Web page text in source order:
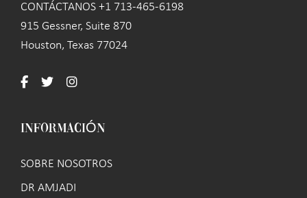
CONTÁCTANOS +1 713-465-6198
915 Gessner, Suite 870
Houston, Texas 77024
INFORMACIÓN
SOBRE NOSOTROS
DR AMJADI